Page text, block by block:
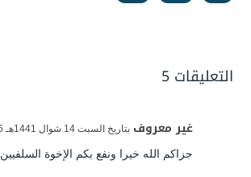
التعليقات 5
غير معروف بتاريخ السبت 14 شوال 1441هـ 6-6-2020م - 1:16 ص
جزاكم الله خيرا ونفع بكم الإخوة السلفيين